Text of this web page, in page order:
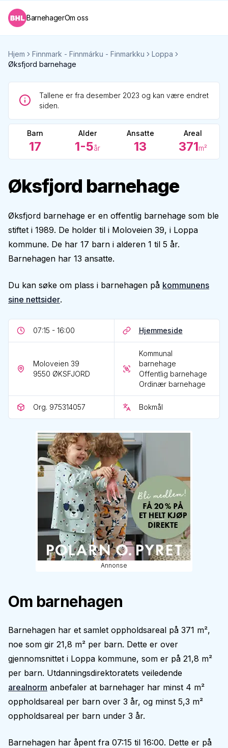
BarnehagerOm oss
Hjem Finnmark - Finnmárku - Finmarkku
Loppa
Øksfjord barnehage
Tallene er fra desember 2023 og kan være endret
siden.
Barn
17
Alder
1-5år
Ansatte
13
Areal
371m²
Øksfjord barnehage
Øksfjord barnehage er en offentlig barnehage som ble
stiftet i 1989. De holder til i Moloveien 39, i Loppa
kommune. De har 17 barn i alderen 1 til 5 år.
Barnehagen har 13 ansatte.
Du kan søke om plass i barnehagen på kommunens
sine nettsider.
07:15 - 16:00 Hjemmeside
Moloveien 39
9550 ØKSFJORD
Kommunal
barnehage
Offentlig barnehage
Ordinær barnehage
Org. 975314057 Bokmål
Annonse
Om barnehagen
Barnehagen har et samlet oppholdsareal på 371 m²,
noe som gir 21,8 m² per barn. Dette er over
gjennomsnittet i Loppa kommune, som er på 21,8 m²
per barn. Utdanningsdirektoratets veiledende
arealnorm anbefaler at barnehager har minst 4 m²
oppholdsareal per barn over 3 år, og minst 5,3 m²
oppholdsareal per barn under 3 år.
Barnehagen har åpent fra 07:15 til 16:00. Dette er på